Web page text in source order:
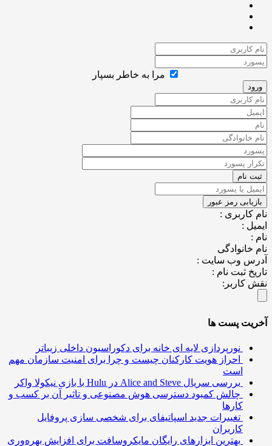
مرا به خاطر بسپار
:
:
وب سایت :
ثبت نام :
کاربر:
پست ها
نورپردازی لایه ای خانه برای دکوراسیون داخلی زیباتر
احراز هویت کارکنان چیست و چرا برای امنیت سازمان مهم
بررسی سریال Alice and Steve در Hulu با بازی نیکولا واکر
چالش کمبود دسترسی هوش مصنوعی و تاثیر آن بر کسب و
کارها
تغییرات جدید اسپاتیفای برای شخصی سازی پروفایل
کاربران
بهترین ابزارهای رایگان مایکروسافت برای افزایش بهره‌وری